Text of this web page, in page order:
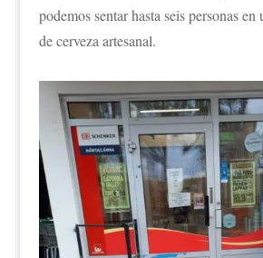
podemos sentar hasta seis personas en
de cerveza artesanal.